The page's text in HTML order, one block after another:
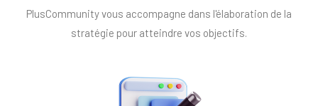
PlusCommunity vous accompagne dans l'élaboration de la
stratégie pour atteindre vos objectifs.